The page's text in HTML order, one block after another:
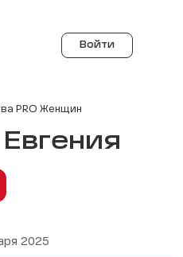
Войти
PRO Женщин
2025